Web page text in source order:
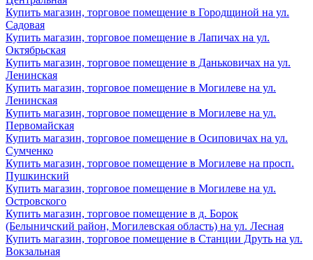
Купить магазин, торговое помещение в Городщиной на ул.
Садовая
Купить магазин, торговое помещение в Лапичах на ул.
Октябрьская
Купить магазин, торговое помещение в Даньковичах на ул.
Ленинская
Купить магазин, торговое помещение в Могилеве на ул.
Ленинская
Купить магазин, торговое помещение в Могилеве на ул.
Первомайская
Купить магазин, торговое помещение в Осиповичах на ул.
Сумченко
Купить магазин, торговое помещение в Могилеве на просп.
Пушкинский
Купить магазин, торговое помещение в Могилеве на ул.
Островского
Купить магазин, торговое помещение в д. Борок
(Белыничский район, Могилевская область) на ул. Лесная
Купить магазин, торговое помещение в Станции Друть на ул.
Вокзальная